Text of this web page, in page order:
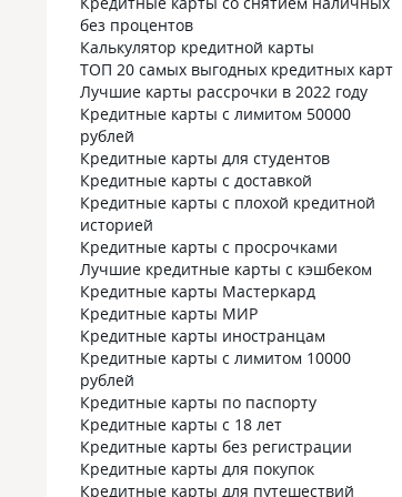
без процентов
Калькулятор кредитной карты
ТОП 20 самых выгодных кредитных карт
Лучшие карты рассрочки в 2022 году
Кредитные карты с лимитом 50000
рублей
Кредитные карты для студентов
Кредитные карты с доставкой
Кредитные карты с плохой кредитной
историей
Кредитные карты с просрочками
Лучшие кредитные карты с кэшбеком
Кредитные карты Мастеркард
Кредитные карты МИР
Кредитные карты иностранцам
Кредитные карты с лимитом 10000
рублей
Кредитные карты по паспорту
Кредитные карты с 18 лет
Кредитные карты без регистрации
Кредитные карты для покупок
Кредитные карты для путешествий